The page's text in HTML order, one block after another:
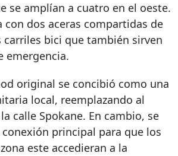
se amplían a cuatro en el oeste.
con dos aceras compartidas de
carriles bici que también sirven
emergencia.
original se concibió como una
local, reemplazando al
calle Spokane. En cambio, se
principal para que los
este accedieran a la